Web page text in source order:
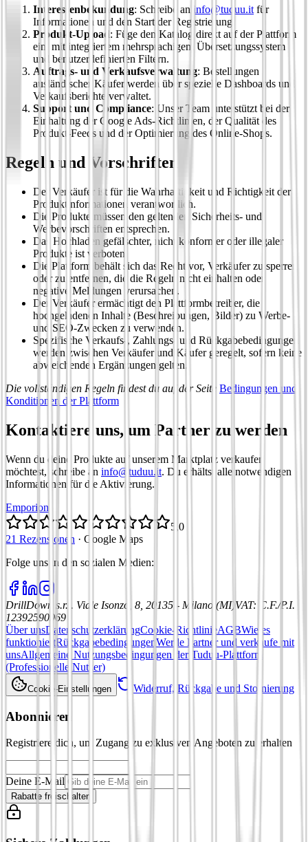
Interessenbekundung: Schreibe an info@tuduu.it für
Informationen und den Start der Registrierung.
Produkt-Upload: Füge den Katalog direkt auf der Plattform
ein, mit integriertem mehrsprachigem Übersetzungssystem
und benutzerdefinierten Filtern.
Auftrags- und Verkaufsverwaltung: Bestellungen
ausländischer Käufer werden über spezielle Dashboards und
Verkaufsberichte verwaltet.
Support und Compliance: Unser Team unterstützt bei der
Einhaltung der Google Ads-Richtlinien, der Qualität des
Produkt-Feeds und der Optimierung des Online-Shops.
Regeln und Vorschriften
Der Verkäufer ist für die Wahrhaftigkeit und Richtigkeit der
Produktinformationen verantwortlich.
Die Produkte müssen den geltenden Sicherheits- und
Werbevorschriften entsprechen.
Das Hochladen gefälschter, nicht konformer oder illegaler
Produkte ist verboten.
Die Plattform behält sich das Recht vor, Verkäufer zu sperren
oder zu entfernen, die die Regeln nicht einhalten oder
negative Meldungen verursachen.
Der Verkäufer ermächtigt den Plattformbetreiber, die
hochgeladenen Inhalte (Beschreibungen, Bilder) zu Werbe-
und SEO-Zwecken zu verwenden.
Spezifische Verkaufs-, Zahlungs- und Rückgabebedingungen
werden zwischen Verkäufer und Käufer geregelt, sofern keine
abweichenden Ergänzungen gelten.
Die vollständigen Regeln findest du auf der Seite Bedingungen und
Konditionen der Plattform
Kontaktiere uns, um Partner zu werden
Wenn du deine Produkte auf unserem Marktplatz verkaufen
möchtest, schreibe an info@tuduu.it. Du erhältst alle notwendigen
Informationen für die Aktivierung.
Emporion
5,0
21 Rezensionen · Google Maps
Folge uns in den sozialen Medien:
DrillDown s.r.l. Viale Isonzo, 8, 20135 - Milano (MI)VAT:
C.F./P.I.
12392590969
Über unsDatenschutzerklärungCookie-RichtlinieAGBWie es
funktioniertRückgabebedingungenWerde Partner und verkaufe mit
unsAllgemeine Nutzungsbedingungen der Tuduu-Plattform
(Professionelle Nutzer)
Cookie-Einstellungen Widerruf, Rückgabe und Stornierung
Abonnieren
Registriere dich, um Zugang zu exklusiven Angeboten zu erhalten
Deine E-Mail
Rabatte freischalten